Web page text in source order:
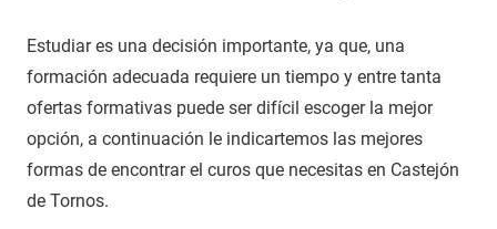
Estudiar es una decisión importante, ya que, una
formación adecuada requiere un tiempo y entre tanta
ofertas formativas puede ser difícil escoger la mejor
opción, a continuación le indicartemos las mejores
formas de encontrar el curos que necesitas en Castejón
de Tornos.